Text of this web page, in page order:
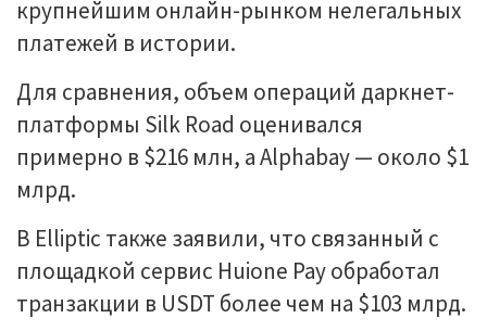
крупнейшим онлайн-рынком нелегальных
платежей в истории.
Для сравнения, объем операций даркнет-
платформы Silk Road оценивался
примерно в $216 млн, а Alphabay — около $1
млрд.
В Elliptic также заявили, что связанный с
площадкой сервис Huione Pay обработал
транзакции в USDT более чем на $103 млрд.